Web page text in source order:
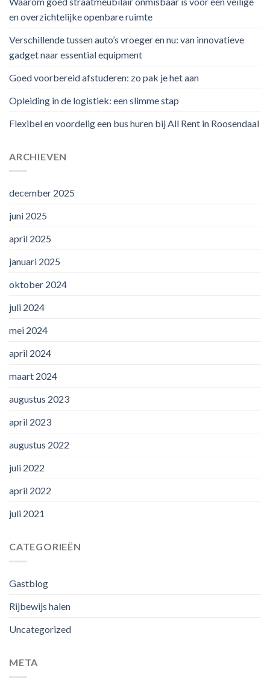
en overzichtelijke openbare ruimte
Verschillende tussen auto’s vroeger en nu: van innovatieve
gadget naar essential equipment
Goed voorbereid afstuderen: zo pak je het aan
Opleiding in de logistiek: een slimme stap
Flexibel en voordelig een bus huren bij All Rent in Roosendaal
ARCHIEVEN
december 2025
juni 2025
april 2025
januari 2025
oktober 2024
juli 2024
mei 2024
april 2024
maart 2024
augustus 2023
april 2023
augustus 2022
juli 2022
april 2022
juli 2021
CATEGORIEËN
Gastblog
Rijbewijs halen
Uncategorized
META